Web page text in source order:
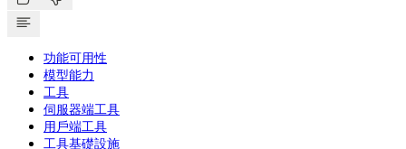
功能可用性
模型能力
工具
伺服器端工具
用戶端工具
工具基礎設施